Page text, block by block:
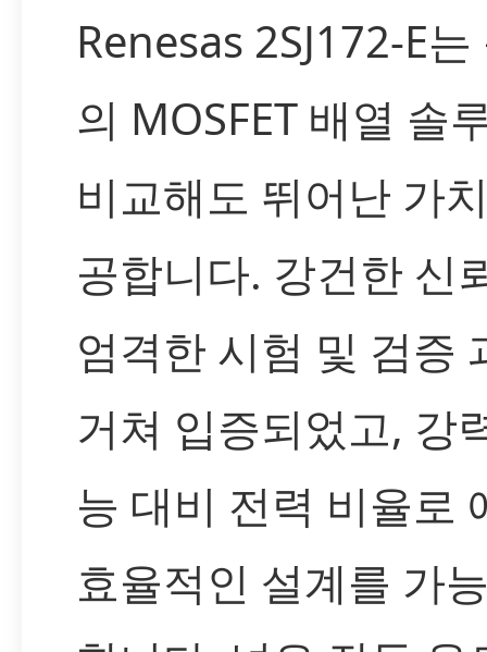
Renesas 2SJ172-E
의 MOSFET 배열 솔
비교해도 뛰어난 가
공합니다. 강건한 신
엄격한 시험 및 검증
거쳐 입증되었고, 강
능 대비 전력 비율로
효율적인 설계를 가